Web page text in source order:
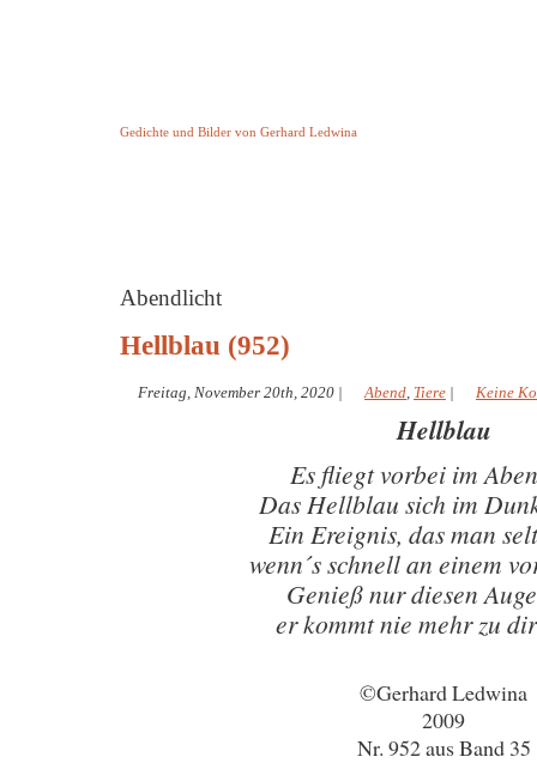
Gedichte und Bilder von Gerhard Ledwina
Abendlicht
Hellblau (952)
Freitag, November 20th, 2020 | Abend, Tiere | Keine
Hellblau
Es fliegt vorbei im
Das Hellblau sich im
Ein Ereignis, das man
wenn´s schnell an einem
Genieß nur diesen
er kommt nie mehr zu
©Gerhard Ledwina
2009
Nr. 952 aus Band 35